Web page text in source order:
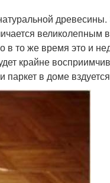
великолепным
то же время это и
крайне
в доме